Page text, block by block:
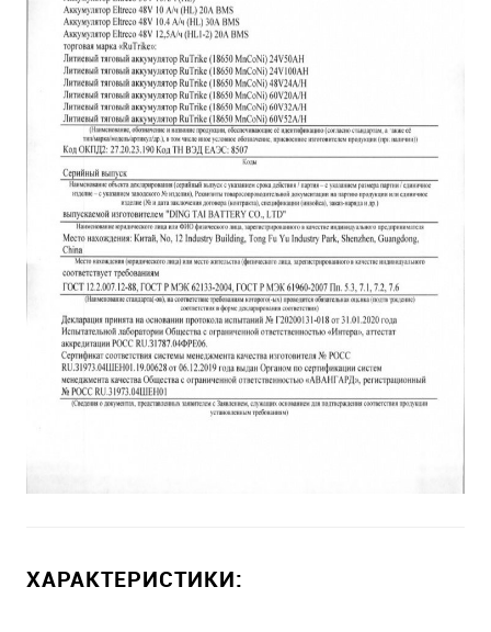
ХАРАКТЕРИСТИКИ: